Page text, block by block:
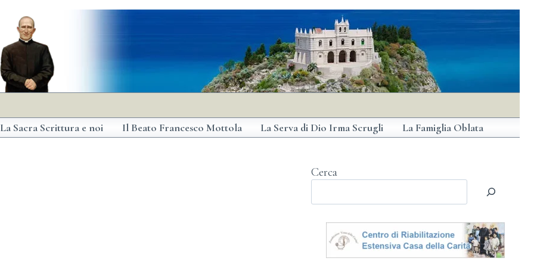
La Sacra Scrittura e noi Il Beato Francesco Mottola La Serva di Dio Irma Scrugli La Famiglia Oblata
Cerca